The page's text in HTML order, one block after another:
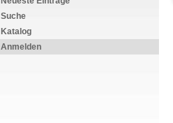
Suche
Katalog
Anmelden